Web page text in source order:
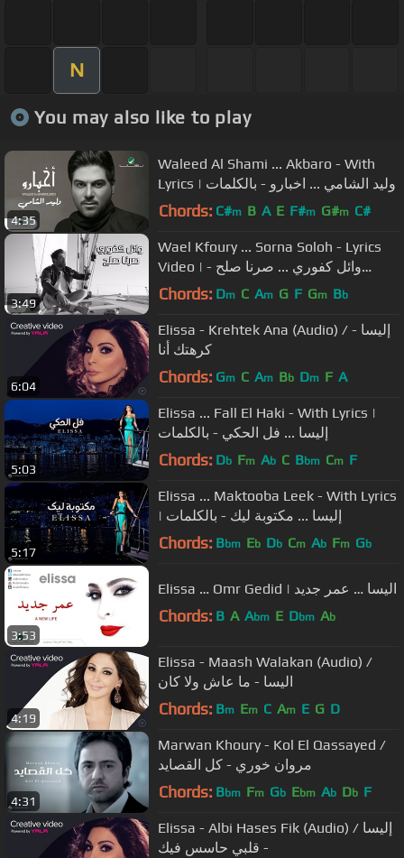
N
You may also like to play
4:35
Waleed Al Shami ... Akbaro - With
Lyrics | وليد الشامي ... اخبارو - بالكلمات
Chords: C#m B A E F#m G#m C#
3:49
Wael Kfoury ... Sorna Soloh - Lyrics
Video | وائل كفوري ... صرنا صلح -
بالكلمات
Chords: Dm C Am G F Gm Bb
6:04
Elissa - Krehtek Ana (Audio) / إليسا -
كرهتك أنا
Chords: Gm C Am Bb Dm F A
5:03
Elissa ... Fall El Haki - With Lyrics |
إليسا ... فل الحكي - بالكلمات
Chords: Db Fm Ab C Bbm Cm F
5:17
Elissa ... Maktooba Leek - With Lyrics
| إليسا ... مكتوبة ليك - بالكلمات
Chords: Bbm Eb Db Cm Ab Fm Gb
3:53
Elissa … Omr Gedid | اليسا … عمر جديد
Chords: B A Abm E Dbm Ab
4:19
Elissa - Maash Walakan (Audio) /
اليسا - ما عاش ولا كان
Chords: Bm Em C Am E G D
4:31
Marwan Khoury - Kol El Qassayed /
مروان خوري - كل القصايد
Chords: Bbm Fm Gb Ebm Ab Db F
Elissa - Albi Hases Fik (Audio) / إليسا
- قلبي حاسس فيك